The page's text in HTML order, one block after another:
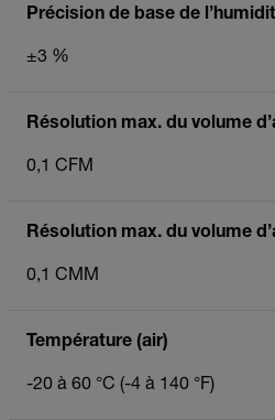
Précision de base de
±3 %
Résolution max. du volume
0,1 CFM
Résolution max. du volume
0,1 CMM
Température (air)
-20 à 60 °C (-4 à 140 °F)